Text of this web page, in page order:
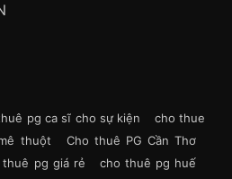
pg ca sĩ cho sự kiện
cho thue
thuột
Cho thuê PG Cần Thơ
thuê pg giá rẻ
cho thuê pg huế